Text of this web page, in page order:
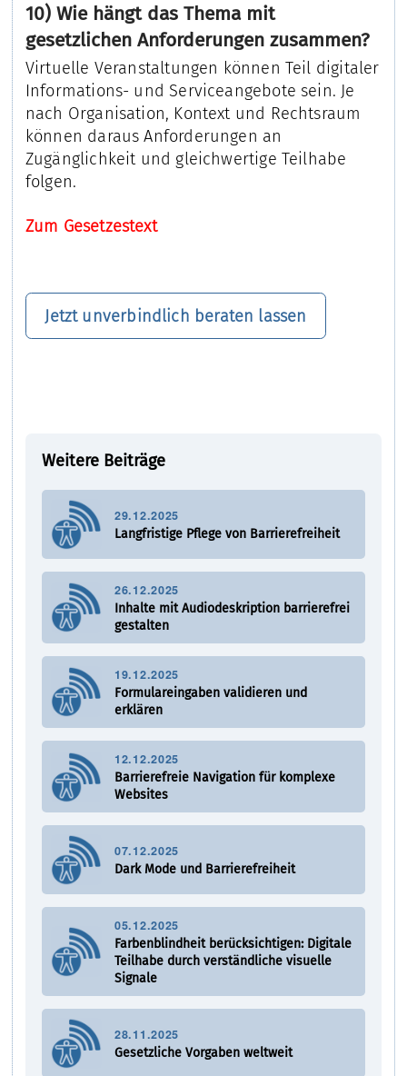
10) Wie hängt das Thema mit
gesetzlichen Anforderungen zusammen?
Virtuelle Veranstaltungen können Teil digitaler
Informations- und Serviceangebote sein. Je
nach Organisation, Kontext und Rechtsraum
können daraus Anforderungen an
Zugänglichkeit und gleichwertige Teilhabe
folgen.
Zum Gesetzestext
Jetzt unverbindlich beraten lassen
Weitere Beiträge
29.12.2025
Langfristige Pflege von Barrierefreiheit
26.12.2025
Inhalte mit Audiodeskription barrierefrei
gestalten
19.12.2025
Formulareingaben validieren und
erklären
12.12.2025
Barrierefreie Navigation für komplexe
Websites
07.12.2025
Dark Mode und Barrierefreiheit
05.12.2025
Farbenblindheit berücksichtigen: Digitale
Teilhabe durch verständliche visuelle
Signale
28.11.2025
Gesetzliche Vorgaben weltweit